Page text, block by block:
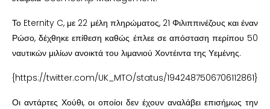
Το Eternity C, με 22 μέλη πληρώματος, 21 Φιλιππινέζους και έναν
Ρώσο, δέχθηκε επίθεση καθώς έπλεε σε απόσταση περίπου 50
ναυτικών μιλίων ανοικτά του λιμανιού Χοντέιντα της Υεμένης.
{https://twitter.com/UK_MTO/status/1942487506706112861}
Οι αντάρτες Χούθι, οι οποίοι δεν έχουν αναλάβει επισήμως την